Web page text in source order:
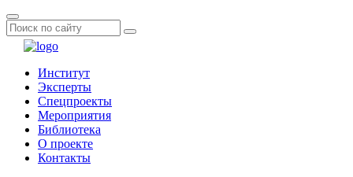
Институт
Эксперты
Спецпроекты
Мероприятия
Библиотека
О проекте
Контакты